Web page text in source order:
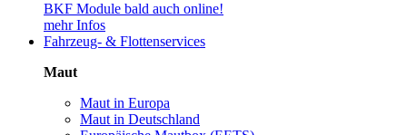
BKF Module bald auch online!
mehr Infos
Fahrzeug- & Flottenservices
Maut
Maut in Europa
Maut in Deutschland